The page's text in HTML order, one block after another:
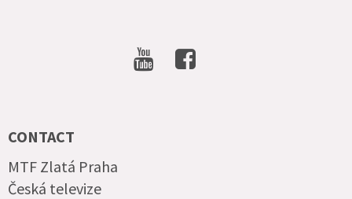
CONTACT
MTF Zlatá Praha
Česká televize